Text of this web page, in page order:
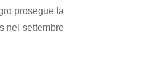
prosegue la
nel settembre